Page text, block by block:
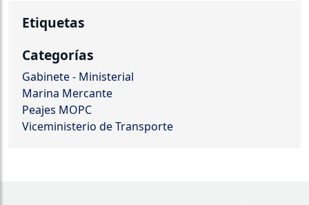
Etiquetas
Categorías
Gabinete - Ministerial
Marina Mercante
Peajes MOPC
Viceministerio de Transporte